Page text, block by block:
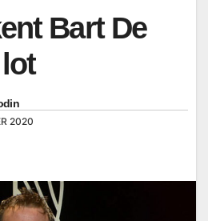
Bart De
2020